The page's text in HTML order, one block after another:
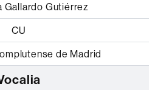
Gallardo Gutiérrez
CU
de Madrid